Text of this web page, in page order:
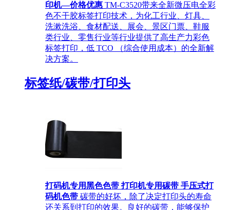
印机—价格优惠 TM-C3520带来全新微压电全彩
色不干胶标签打印技术，为化工行业、灯具、
洗漱洗浴、食材配送、展会、景区门票、鞋服
类行业、零售行业等行业提供了高生产力彩色
标签打印，低 TCO （综合使用成本）的全新解
决方案。
标签纸/碳带/打印头
打码机专用黑色色带 打印机专用碳带 手压式打
码机色带 碳带的好坏，除了决定打印头的寿命
还关系到打印的效果。良好的碳带，能够保护